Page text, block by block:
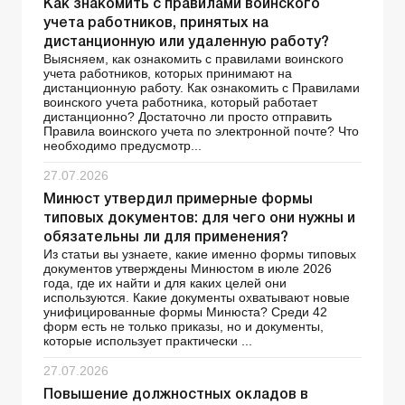
Как знакомить с правилами воинского
учета работников, принятых на
дистанционную или удаленную работу?
Выясняем, как ознакомить с правилами воинского
учета работников, которых принимают на
дистанционную работу. Как ознакомить с Правилами
воинского учета работника, который работает
дистанционно? Достаточно ли просто отправить
Правила воинского учета по электронной почте? Что
необходимо предусмотр...
27.07.2026
Минюст утвердил примерные формы
типовых документов: для чего они нужны и
обязательны ли для применения?
Из статьи вы узнаете, какие именно формы типовых
документов утверждены Минюстом в июле 2026
года, где их найти и для каких целей они
используются. Какие документы охватывают новые
унифицированные формы Минюста? Среди 42
форм есть не только приказы, но и документы,
которые использует практически ...
27.07.2026
Повышение должностных окладов в